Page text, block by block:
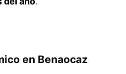
en Benaocaz